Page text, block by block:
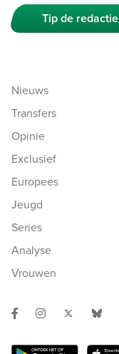
Tip de redactie
Nieuws
Transfers
Opinie
Exclusief
Europees
Jeugd
Series
Analyse
Vrouwen